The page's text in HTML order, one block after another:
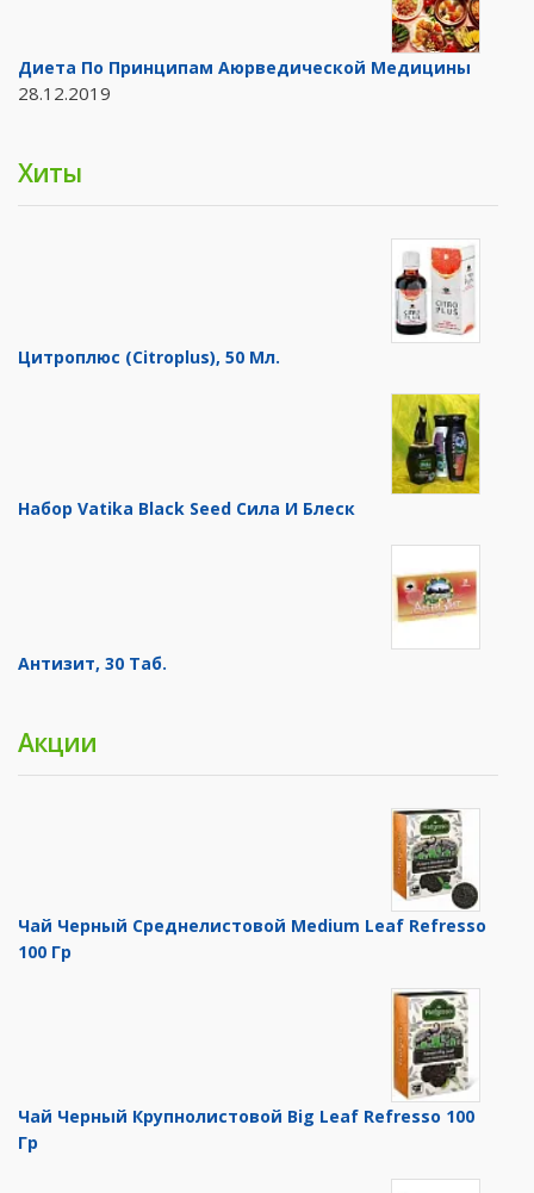
Диета По Принципам Аюрведической Медицины
28.12.2019
Хиты
Цитроплюс (Citroplus), 50 Мл.
Набор Vatika Black Seed Сила И Блеск
Антизит, 30 Таб.
Акции
Чай Черный Среднелистовой Medium Leaf Refresso
100 Гр
Чай Черный Крупнолистовой Big Leaf Refresso 100
Гр